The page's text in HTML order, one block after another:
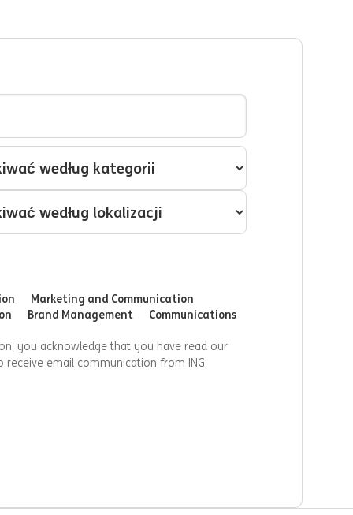
Marketing and Communication
Brand Management Communications
you acknowledge that you have read our
receive email communication from ING.